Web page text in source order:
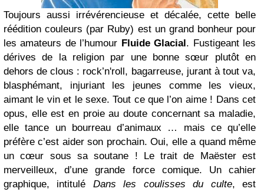
Toujours aussi irrévérencieuse et décalée, cette belle
réédition couleurs (par Ruby) est un grand bonheur pour
les amateurs de l’humour Fluide Glacial. Fustigeant les
dérives de la religion par une bonne sœur plutôt en
dehors de clous : rock’n'roll, bagarreuse, jurant à tout va,
blasphémant, injuriant les jeunes comme les vieux,
aimant le vin et le sexe. Tout ce que l’on aime ! Dans cet
opus, elle est en proie au doute concernant sa maladie,
elle tance un bourreau d’animaux … mais ce qu’elle
préfère c’est aider son prochain. Oui, elle a quand même
un cœur sous sa soutane ! Le trait de Maëster est
merveilleux, d’une grande force comique. Un cahier
graphique, intitulé Dans les coulisses du culte, est